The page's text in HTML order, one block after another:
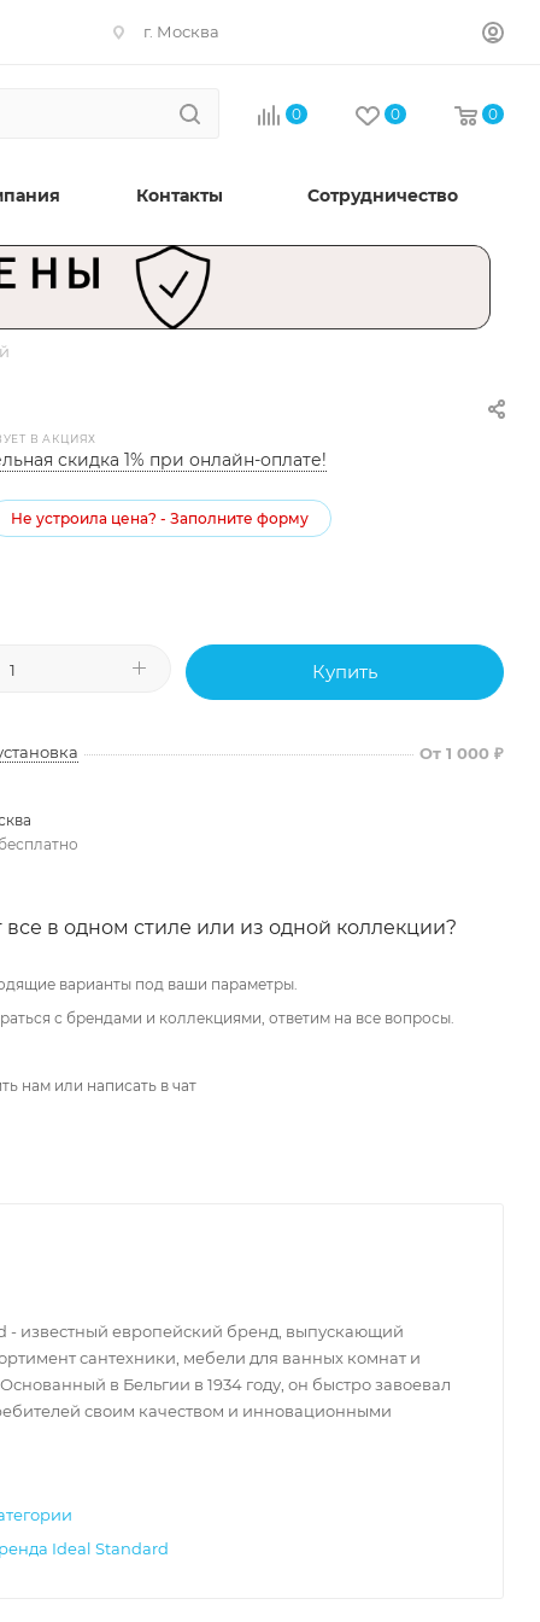
г. Москва
0 0 0
Контакты Сотрудничество
В АКЦИЯХ
скидка 1% при онлайн-оплате!
Не устроила цена? - Заполните форму
Купить
От 1 000 ₽
бесплатно
все в одном стиле или из одной коллекции?
варианты под ваши параметры.
с брендами и коллекциями, ответим на все вопросы.
нам или написать в чат
- известный европейский бренд, выпускающий
сантехники, мебели для ванных комнат и
в Бельгии в 1934 году, он быстро завоевал
своим качеством и инновационными
Ideal Standard